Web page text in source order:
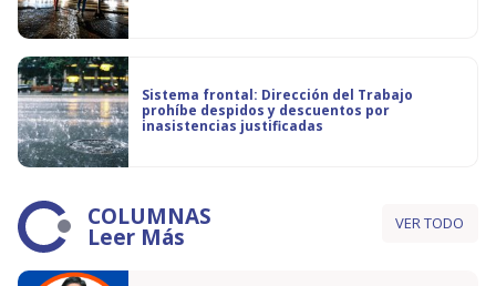
Sistema frontal: Dirección del Trabajo
prohíbe despidos y descuentos por
inasistencias justificadas
COLUMNAS
Leer Más VER TODO